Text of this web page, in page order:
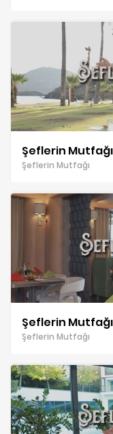
Şeflerin Mutfağı
Şeflerin Mutfağı
Şeflerin Mutfağı
Şeflerin Mutfağı